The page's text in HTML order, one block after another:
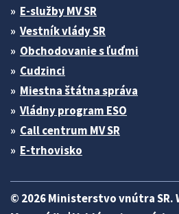
E-služby MV SR
Vestník vlády SR
Obchodovanie s ľuďmi
Cudzinci
Miestna štátna správa
Vládny program ESO
Call centrum MV SR
E-trhovisko
© 2026 Ministerstvo vnútra SR.